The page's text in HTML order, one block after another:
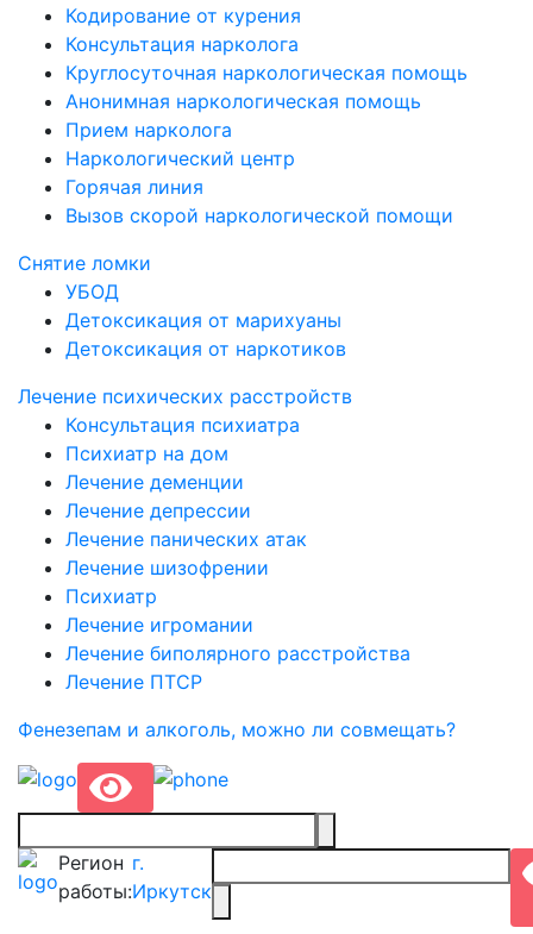
Кодирование от курения
Консультация нарколога
Круглосуточная наркологическая помощь
Анонимная наркологическая помощь
Прием нарколога
Наркологический центр
Горячая линия
Вызов скорой наркологической помощи
Снятие ломки
УБОД
Детоксикация от марихуаны
Детоксикация от наркотиков
Лечение психических расстройств
Консультация психиатра
Психиатр на дом
Лечение деменции
Лечение депрессии
Лечение панических атак
Лечение шизофрении
Психиатр
Лечение игромании
Лечение биполярного расстройства
Лечение ПТСР
Фенезепам и алкоголь, можно ли совмещать?
Регион
работы:
г.
Иркутск